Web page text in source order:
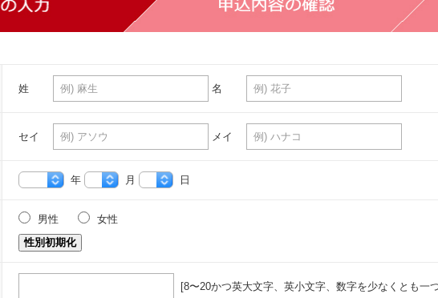
姓 名
セイ メイ
年 月 日
男性
女性
性別初期化
[8〜20かつ英大文字、英小文字、数字を少なくとも一